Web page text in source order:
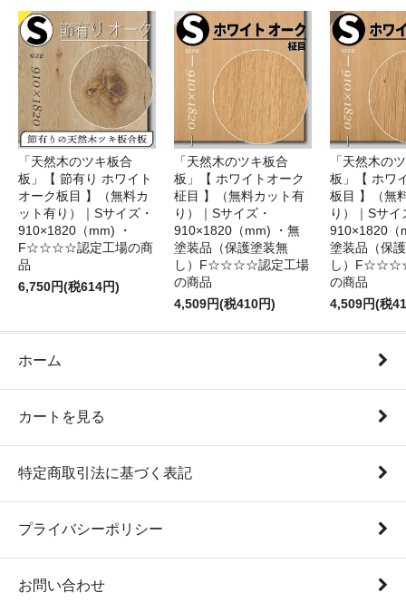
「天然木のツキ板合
板」【 節有り ホワイト
オーク板目 】（無料カ
ット有り）｜Sサイズ・
910×1820（mm) ・
F☆☆☆☆認定工場の商
品
6,750円(税614円)
「天然木のツキ板合
板」【 ホワイトオーク
柾目 】（無料カット有
り）｜Sサイズ・
910×1820（mm) ・無
塗装品（保護塗装無
し）F☆☆☆☆認定工場
の商品
4,509円(税410円)
「天然木の
板」【 ホワ
板目 】（無
り）｜Sサイ
910×1820（
塗装品（保
し）
の商品
4,509円(税
ホーム
カートを見る
特定商取引法に基づく表記
プライバシーポリシー
お問い合わせ